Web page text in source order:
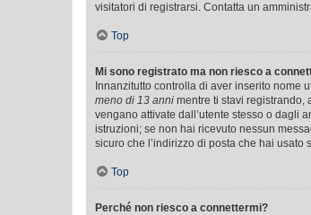
visitatori di registrarsi. Contatta un
Top
Mi sono registrato ma non riesco a
Innanzitutto controlla di aver inserito nome
meno di 13 anni mentre ti stavi registrando,
vengano attivate dall’utente stesso o dagli
istruzioni; se non hai ricevuto nessun
sicuro che l’indirizzo di posta che hai
Top
Perché non riesco a connettermi?